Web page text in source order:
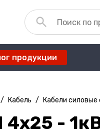
продукции
/ Кабель / Кабели
-